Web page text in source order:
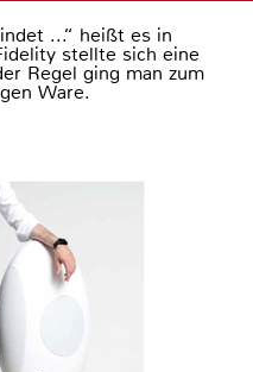
...“ heißt es in
stellte sich eine
Regel ging man zum
Ware.